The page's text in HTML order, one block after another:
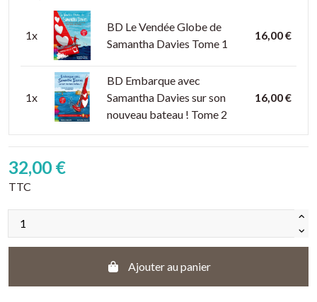
1x
BD Le Vendée Globe de
Samantha Davies Tome 1
16,00 €
1x
BD Embarque avec
Samantha Davies sur son
nouveau bateau ! Tome 2
16,00 €
32,00 €
TTC
Ajouter au panier